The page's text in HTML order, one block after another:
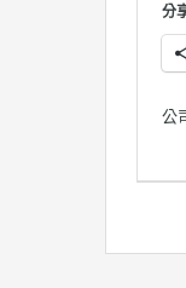
分
公